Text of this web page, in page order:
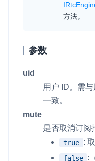
方法。
参数
uid
用户 ID。需
一致。
mute
是否取消订阅
true :
false :